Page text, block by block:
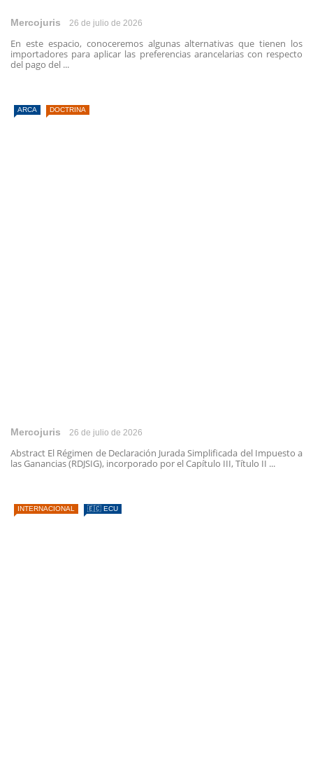
Mercojuris 26 de julio de 2026
En este espacio, conoceremos algunas alternativas que tienen los
importadores para aplicar las preferencias arancelarias con respecto
del pago del ...
ARCA DOCTRINA
Mercojuris 26 de julio de 2026
Abstract El Régimen de Declaración Jurada Simplificada del Impuesto a
las Ganancias (RDJSIG), incorporado por el Capítulo III, Título II ...
INTERNACIONAL 🇪🇨 ECU